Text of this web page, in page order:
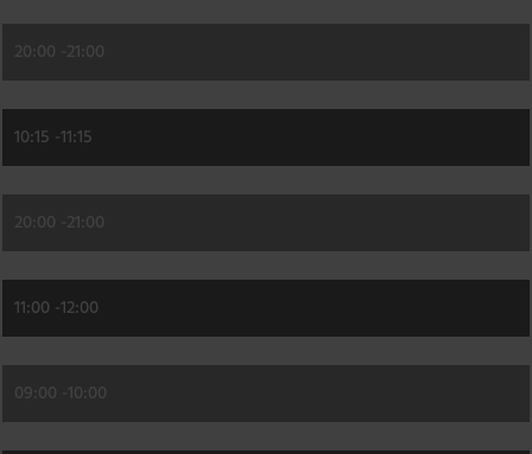
20:00 - 21:00
10:15 -11:15
20:00 - 21:00
11:00 -12:00
09:00 - 10:00